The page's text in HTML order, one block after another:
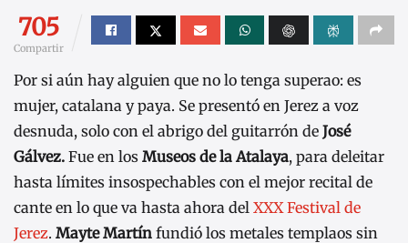
705
Compartir
Por si aún hay alguien que no lo tenga superao: es
mujer, catalana y paya. Se presentó en Jerez a voz
desnuda, solo con el abrigo del guitarrón de José
Gálvez. Fue en los Museos de la Atalaya, para deleitar
hasta límites insospechables con el mejor recital de
cante en lo que va hasta ahora del XXX Festival de
Jerez. Mayte Martín fundió los metales templaos sin